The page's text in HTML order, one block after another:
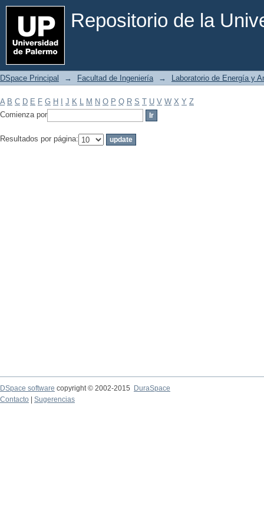
Repositorio de la
Filtrar por: Materia
DSpace Principal → Facultad de Ingeniería → Laboratorio de Energía y
A B C D E F G H J K L M N O P Q R S T U V W X Y Z
Comienza por
Resultados por página:
DSpace software copyright © 2002-2015
DuraSpace
Contacto
Sugerencias